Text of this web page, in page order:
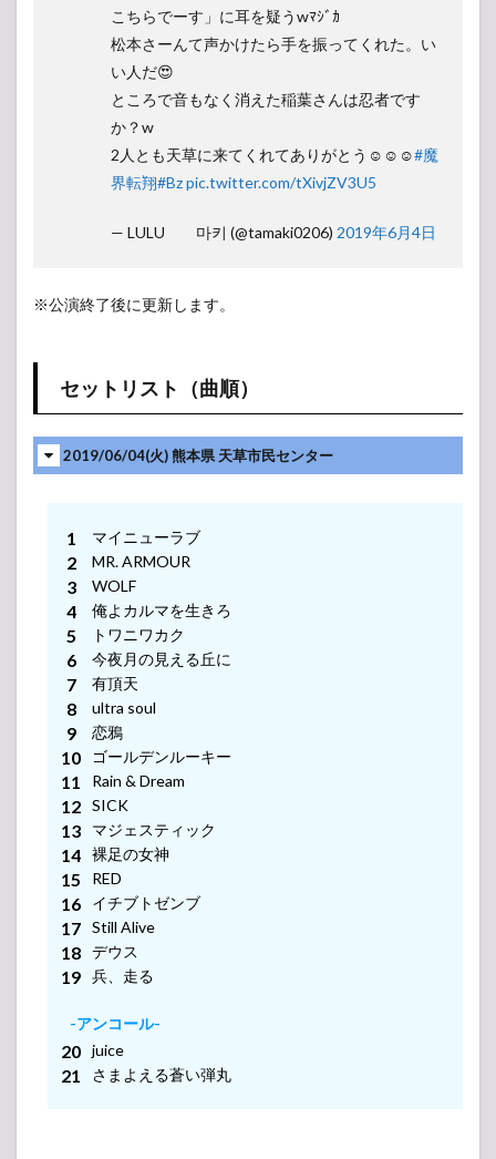
こちらでーす」に耳を疑うwﾏｼﾞｶ
松本さーんて声かけたら手を振ってくれた。い
い人だ😍
ところで音もなく消えた稲葉さんは忍者です
か？w
2人とも天草に来てくれてありがとう☺☺☺#魔
界転翔#Bzpic.twitter.com/tXivjZV3U5
— LULU 마키 (@tamaki0206) 2019年6月4日
※公演終了後に更新します。
セットリスト（曲順）
2019/06/04(火) 熊本県 天草市民センター
マイニューラブ
MR. ARMOUR
WOLF
俺よカルマを生きろ
トワニワカク
今夜月の見える丘に
有頂天
ultra soul
恋鴉
ゴールデンルーキー
Rain & Dream
SICK
マジェスティック
裸足の女神
RED
イチブトゼンブ
Still Alive
デウス
兵、走る
-アンコール-
juice
さまよえる蒼い弾丸